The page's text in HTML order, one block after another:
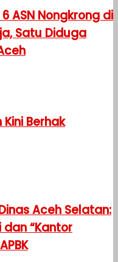
ASN Nongkrong di
Satu Diduga
Kini Berhak
Aceh Selatan:
“Kantor